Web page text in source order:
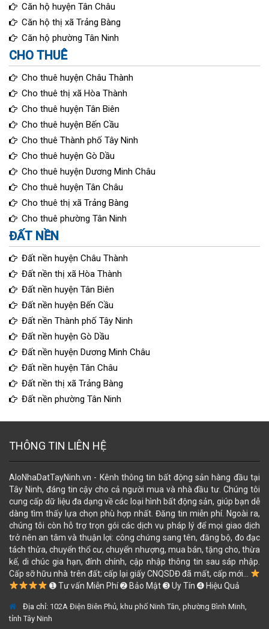
Căn hộ huyện Tân Châu
Căn hộ thị xã Trảng Bàng
Căn hộ phường Tân Ninh
CHO THUÊ
Cho thuê huyện Châu Thành
Cho thuê thị xã Hòa Thành
Cho thuê huyện Tân Biên
Cho thuê huyện Bến Cầu
Cho thuê Thành phố Tây Ninh
Cho thuê huyện Gò Dầu
Cho thuê huyện Dương Minh Châu
Cho thuê huyện Tân Châu
Cho thuê thị xã Trảng Bàng
Cho thuê phường Tân Ninh
ĐẤT NỀN
Đất nền huyện Châu Thành
Đất nền thị xã Hòa Thành
Đất nền huyện Tân Biên
Đất nền huyện Bến Cầu
Đất nền Thành phố Tây Ninh
Đất nền huyện Gò Dầu
Đất nền huyện Dương Minh Châu
Đất nền huyện Tân Châu
Đất nền thị xã Trảng Bàng
Đất nền phường Tân Ninh
THÔNG TIN LIÊN HỆ
AloNhaDatTayNinh.vn - Kênh thông tin bất động sản hàng đầu tại
Tây Ninh, đáng tin cậy cho cả người mua và nhà đầu tư. Chúng tôi
cung cấp dữ liệu đa dạng về các loại hình bất động sản, giúp bạn dễ
dàng tìm thấy lựa chọn phù hợp nhất. Đăng tin miễn phí. Ngoài ra,
chúng tôi còn hỗ trợ trọn gói các dịch vụ pháp lý để mọi giao dịch
trở nên an tâm và thuận lợi: công chứng sang tên, đăng bộ, đo đạc
tách thửa, chuyển thổ cư, chuyển nhượng, mua bán, tặng cho, thừa
kế, di chúc gia hạn, đính chính, cập nhập thông tin sau sáp nhập.
Cấp sỡ hữu nhà trên đất; cấp lại giấy CNQSDĐ đã mất, cấp mới...
➊ Tư vấn Miễn Phí ➋ Bảo Mật ➌ Uy Tín ➍ Hiệu Quả
Địa chỉ: 102A Điện Biên Phủ, khu phố Ninh Tân, phường Bình Minh,
tỉnh Tây Ninh